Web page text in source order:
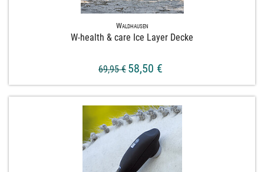
Waldhausen
W-​health & care Ice Layer Decke
69,95 € 58,50 €